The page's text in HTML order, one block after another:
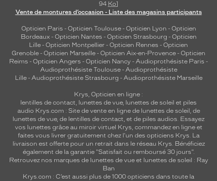
94 Ko]
Vente de montures d’occasion - Liste des magasins participants
Opticien Paris - Opticien Toulouse- Opticien Lyon - Opticien
Bordeaux- Opticien Nantes - Opticien Strasbourg - Opticien
Lille - Opticien Montpellier - Opticien Rennes - Opticien
Grenoble - Opticien Marseille - Opticien Aix-en-Provence - Opticien
Reims - Opticien Angers - Opticien Nancy - Audioprothésiste Paris -
Audioprothésiste Toulouse- Audioprothésiste
Lille- Audioprothésiste Strasbourg - Audioprothésiste Marseille
Krys, Opticien en ligne :
lentilles de contact, lunettes de vue, lunettes de soleil et piles
audio Krys.com : Site de vente en ligne de lunettes de soleil, de
lunettes de vue, de lentilles de contact, et de piles audios. Essayez
vos lunettes grâce au miroir virtuel Krys, commandez en ligne et
faites vous livrer gratuitement chez l'un des opticiens Krys. La
livraison est offerte pour un retrait dans le réseau Krys. Bénéficiez
également de la garantie "Satisfait ou remboursé 30 jours".
Retrouvez nos marques de lunettes de vue et lunettes de soleil : Ray
Ban
Krys.com : C’est aussi plus de 1000 opticiens dans toute la